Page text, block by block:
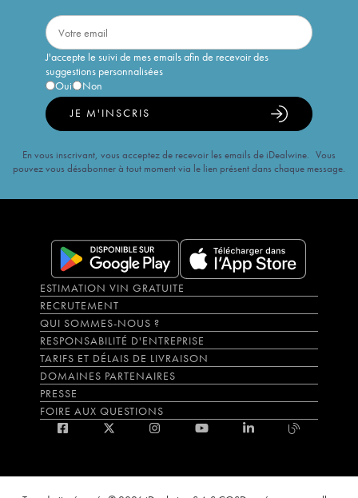
J'accepte le suivi de mes emails afin de recevoir des
suggestions personnalisées
Oui
Non
JE M'INSCRIS
En vous inscrivant, vous acceptez de recevoir les emails de iDealwine. Vous
pouvez vous désabonner à tout moment via le lien présent dans chaque message.
ESTIMATION VIN GRATUITE
RECRUTEMENT
QUI SOMMES-NOUS ?
RESPONSABILITÉ D'ENTREPRISE
TARIFS ET DÉLAIS DE LIVRAISON
DOMAINES PARTENAIRES
PRESSE
FOIRE AUX QUESTIONS